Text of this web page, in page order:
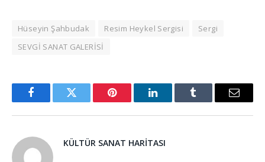
Hüseyin Şahbudak Resim Heykel Sergisi
Sergi
SEVGİ SANAT GALERİSİ
FacebookTwitter Pinterest LinkedInTumblr Email
KÜLTÜR SANAT HARITASI